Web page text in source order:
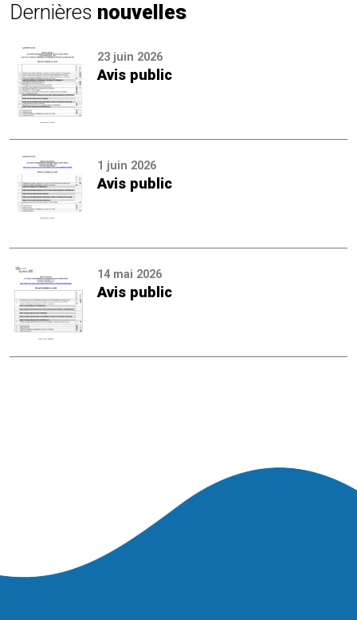
Dernières nouvelles
23 juin 2026
Avis public
1 juin 2026
Avis public
14 mai 2026
Avis public